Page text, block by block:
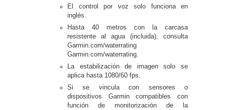
El control por voz solo funciona en
inglés.
Hasta 40 metros con la carcasa
resistente al agua (incluida); consulta
Garmin.com/waterrating
Garmin.com/waterrating.
La estabilización de imagen solo se
aplica hasta 1080/60 fps.
Si se vincula con sensores o
dispositivos Garmin compatibles con
función de monitorización de la